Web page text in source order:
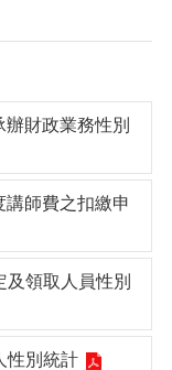
財政業務性別
師費之扣繳申
領取人員性別
性別統計